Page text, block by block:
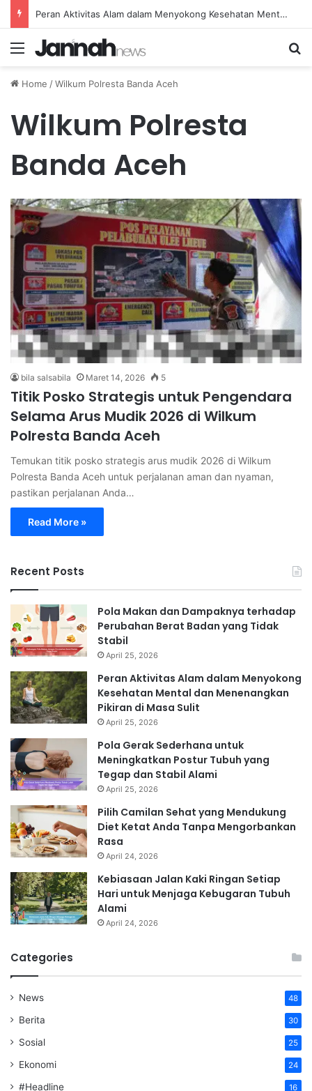
Peran Aktivitas Alam dalam Menyokong Kesehatan Mental dan Menenangkan Pikiran di Masa Sulit
Menu
Home /Wilkum Polresta Banda Aceh
Wilkum Polresta
Banda Aceh
bila salsabila Maret 14, 2026 5
Titik Posko Strategis untuk Pengendara
Selama Arus Mudik 2026 di Wilkum
Polresta Banda Aceh
Temukan titik posko strategis arus mudik 2026 di Wilkum
Polresta Banda Aceh untuk perjalanan aman dan nyaman,
pastikan perjalanan Anda…
Read More »
Recent Posts
Pola Makan dan Dampaknya terhadap
Perubahan Berat Badan yang Tidak
Stabil
April 25, 2026
Peran Aktivitas Alam dalam Menyokong
Kesehatan Mental dan Menenangkan
Pikiran di Masa Sulit
April 25, 2026
Pola Gerak Sederhana untuk
Meningkatkan Postur Tubuh yang
Tegap dan Stabil Alami
April 25, 2026
Pilih Camilan Sehat yang Mendukung
Diet Ketat Anda Tanpa Mengorbankan
Rasa
April 24, 2026
Kebiasaan Jalan Kaki Ringan Setiap
Hari untuk Menjaga Kebugaran Tubuh
Alami
April 24, 2026
Categories
News 48
Berita 30
Sosial 25
Ekonomi 24
#Headline 16